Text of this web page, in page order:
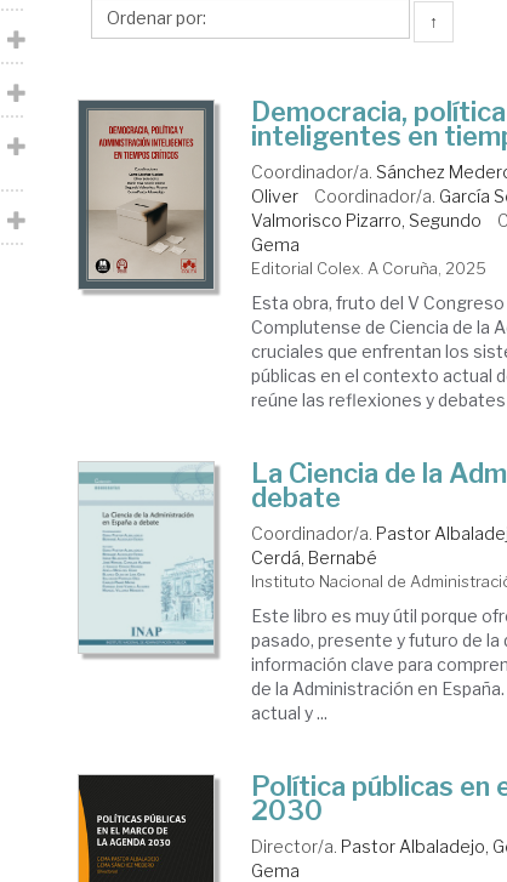
Gema
↑
Democracia,
inteligentes en
Coordinador/a. Sánchez
Oliver
Coordinador/a. García
Valmorisco Pizarro, Segundo
Gema
Editorial Colex. A Coruña, 2025
Esta obra, fruto del V
Complutense de Ciencia de la
cruciales que enfrentan los
públicas en el contexto actual
reúne las reflexiones y
La Ciencia de la
debate
Coordinador/a. Pastor
Cerdá, Bernabé
Instituto Nacional de
Este libro es muy útil porque
pasado, presente y futuro de la
información clave para
de la Administración en
actual y ...
Política públicas en
2030
Director/a. Pastor Albaladejo,
Gema